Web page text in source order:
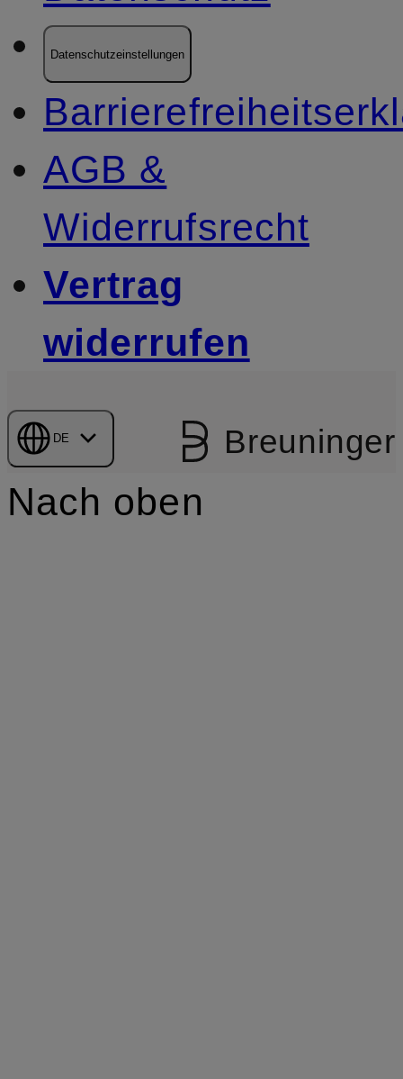
Datenschutzeinstellungen
AGB &
Widerrufsrecht
Vertrag
widerrufen
DE Breuninger
Nach oben